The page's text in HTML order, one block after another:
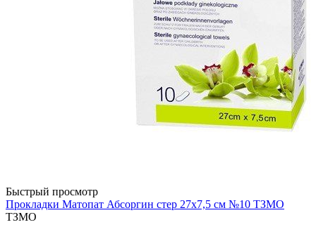
Быстрый просмотр
Прокладки Матопат Абсоргин стер 27х7,5 см №10 ТЗМО
ТЗМО